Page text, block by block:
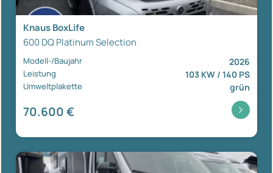
Knaus BoxLife
600 DQ Platinum Selection
Modell-/Baujahr 2026
Leistung 103 KW / 140 PS
Umweltplakette grün
70.600 €